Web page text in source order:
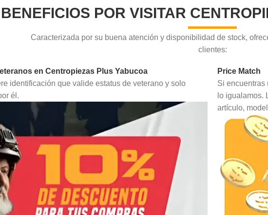
BENEFICIOS POR VISITAR
Caracterizada por su buena atención y disponibilidad de stock,
clientes:
en Centropiezas Plus Yabucoa
identificación que valide estatus de veterano y solo
él.
Price Match
Si encuentras
lo igualamos.
artículo,